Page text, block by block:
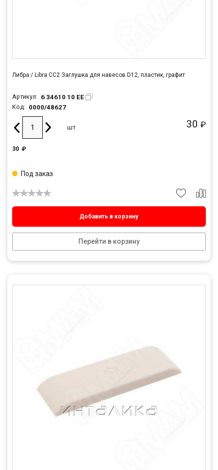
Либра / Libra CC2 Заглушка для навесов D12, пластик, графит
Артикул: 6 34610 10 EE
Код: 0000/48627
30 ₽
шт
30 ₽
Добавить в корзину
Перейти в корзину
Под заказ